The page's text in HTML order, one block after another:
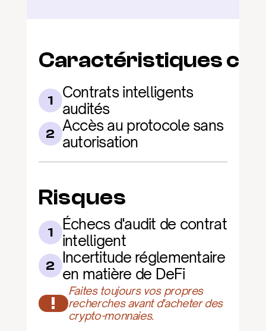
Caractéristiques
1
Contrats intelligents
audités
2 Accès au protocole sans
autorisation
Risques
1
Échecs d'audit de contrat
intelligent
2 Incertitude réglementaire
en matière de DeFi
!
Faites toujours vos propres
recherches avant d'acheter des
crypto-monnaies.